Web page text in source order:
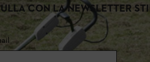
CON LA NEWSLETTER